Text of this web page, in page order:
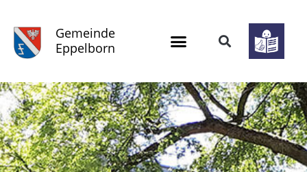
Gemeinde
Eppelborn